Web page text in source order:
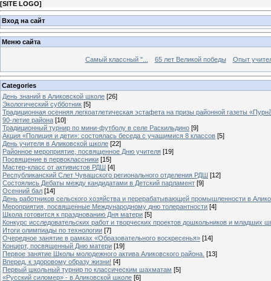
[SITE LOGO]
Вход на сайт
Меню сайта
Самый классный "... 65 лет Великой победы Опыт
Categories
День знаний в Аликовской школе [26]
Экологический субботник [5]
Традиционная осенняя легкоатлетическая эстафета на призы районной газеты
90-летие района [10]
Традиционный турнир по мини-футболу в селе Раскильдино [9]
Акция «Полиция и дети»: состоялась беседа с учащимися 8 классов [5]
День учителя в Аликовской школе [22]
Районное мероприятие, посвященное Дню учителя [19]
Посвящение в первоклассники [15]
Мастер-класс от активистов РДШ [4]
Республиканский Слет Чувашского регионального отделения РДШ [12]
Состоялись Дебаты между кандидатами в Детский парламент [9]
Осенний бал [14]
День работников сельского хозяйства и перерабатывающей промышленности в
Мероприятия, посвященные Международному дню толерантности [4]
Школа готовится к празднованию Дня матери [5]
Конкурс исследовательских работ и творческих проектов дошкольников и младших
Итоги олимпиады по технологии [7]
Очередное занятие в рамках «Образовательного воскресенья» [14]
Концерт, посвященный Дню матери [19]
Первое занятие Школы молодежного актива Аликовского района. [13]
Вперед, к здоровому образу жизни! [4]
Первый школьный турнир по классическим шахматам [5]
«Русский силомер» - в Аликовской школе [6]